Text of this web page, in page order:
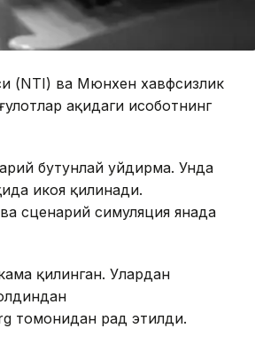
(NTI) ва Мюнхен хавфсизлик
ҳақидаги ҳисоботнинг
бутунлай уйдирма. Унда
ҳикоя қилинади.
сценарий симуляция янада
қилинган. Улардан
томонидан рад этилди.